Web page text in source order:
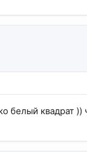
белый квадрат